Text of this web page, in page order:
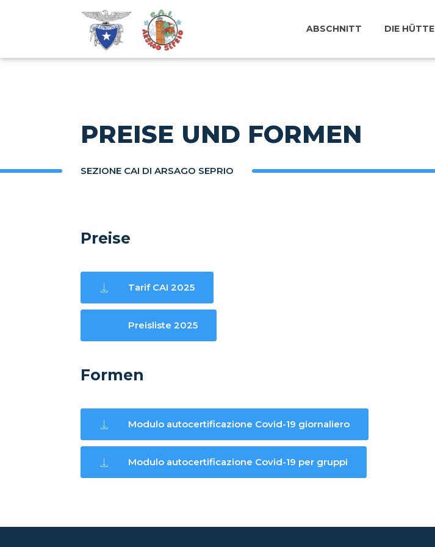
ABSCHNITT DIE HÜTTE
PREISE UND FORMEN
SEZIONE CAI DI ARSAGO SEPRIO
Preise
Tarif CAI 2025
Preisliste 2025
Formen
Modulo autocertificazione Covid-19 giornaliero
Modulo autocertificazione Covid-19 per gruppi